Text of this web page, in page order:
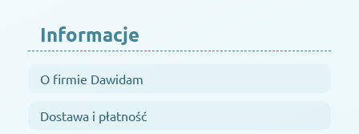
Informacje
O firmie Dawidam
Dostawa i płatność